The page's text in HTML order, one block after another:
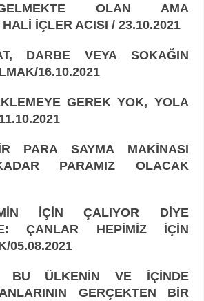
OLAN AMA
İÇLER ACISI / 23.10.2021
DARBE VEYA SOKAĞIN
16.10.2021
GEREK YOK, YOLA
PARA SAYMA MAKİNASI
PARAMIZ OLACAK
İÇİN ÇALIYOR DİYE
ÇANLAR HEPİMİZ İÇİN
05.08.2021
BU ÜLKENİN VE İÇİNDE
GERÇEKTEN BİR